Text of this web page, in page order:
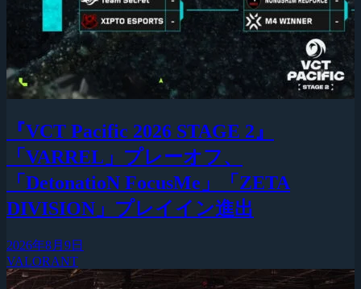
『VCT Pacific 2026 STAGE 2』
「VARREL」プレーオフ、
「DetonatioN FocusMe」「ZETA
DIVISION」プレイイン進出
2026年8月9日
VALORANT